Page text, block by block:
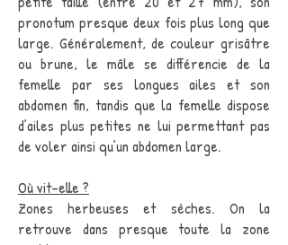
pronotum presque deux fois plus long que
large. Généralement, de couleur grisâtre
ou brune, le mâle se différencie de la
femelle par ses longues ailes et son
abdomen fin, tandis que la femelle dispose
d’ailes plus petites ne lui permettant pas
de voler ainsi qu’un abdomen large.
Où vit-elle ?
Zones herbeuses et sèches. On la
retrouve dans presque toute la zone